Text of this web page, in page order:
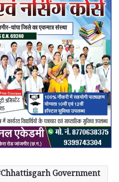
Chhattisgarh Government